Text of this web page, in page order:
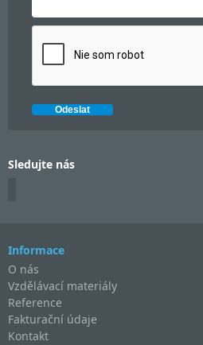
Sledujte nás
Informace
O nás
Vzdělávací materiály
Reference
Fakturační údaje
Kontakt